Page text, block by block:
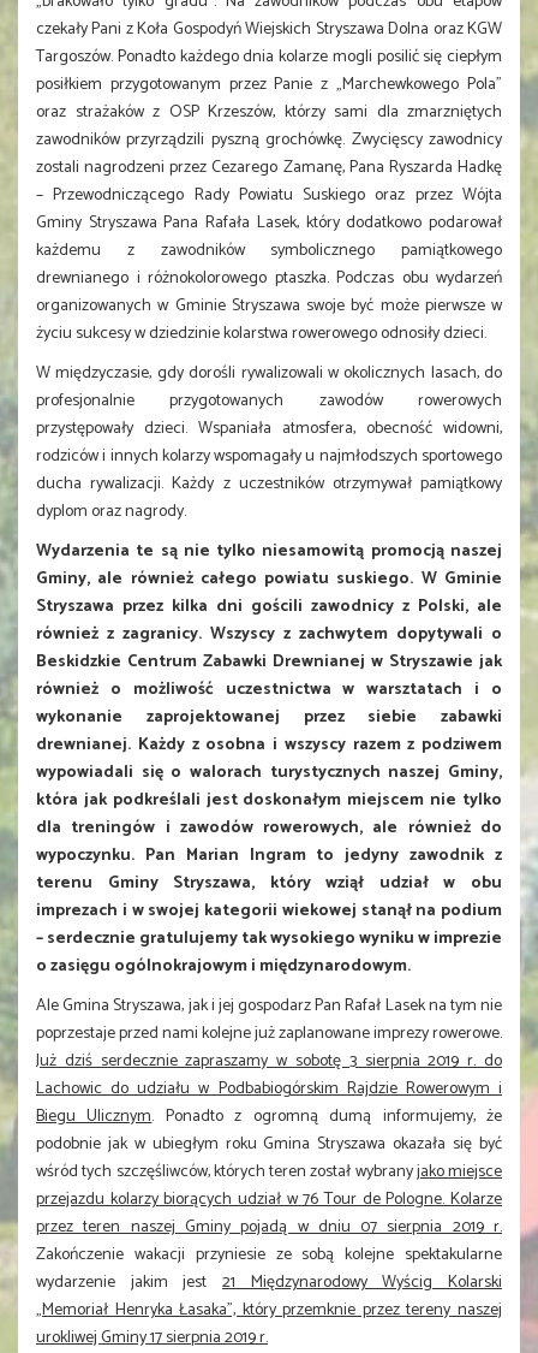
czekały Pani z Koła Gospodyń Wiejskich Stryszawa Dolna oraz KGW
Targoszów. Ponadto każdego dnia kolarze mogli posilić się ciepłym
posiłkiem przygotowanym przez Panie z „Marchewkowego Pola”
oraz strażaków z OSP Krzeszów, którzy sami dla zmarzniętych
zawodników przyrządzili pyszną grochówkę. Zwycięscy zawodnicy
zostali nagrodzeni przez Cezarego Zamanę, Pana Ryszarda Hadkę
– Przewodniczącego Rady Powiatu Suskiego oraz przez Wójta
Gminy Stryszawa Pana Rafała Lasek, który dodatkowo podarował
każdemu z zawodników symbolicznego pamiątkowego
drewnianego i różnokolorowego ptaszka. Podczas obu wydarzeń
organizowanych w Gminie Stryszawa swoje być może pierwsze w
życiu sukcesy w dziedzinie kolarstwa rowerowego odnosiły dzieci.
W międzyczasie, gdy dorośli rywalizowali w okolicznych lasach, do
profesjonalnie przygotowanych zawodów rowerowych
przystępowały dzieci. Wspaniała atmosfera, obecność widowni,
rodziców i innych kolarzy wspomagały u najmłodszych sportowego
ducha rywalizacji. Każdy z uczestników otrzymywał pamiątkowy
dyplom oraz nagrody.
Wydarzenia te są nie tylko niesamowitą promocją naszej
Gminy, ale również całego powiatu suskiego. W Gminie
Stryszawa przez kilka dni gościli zawodnicy z Polski, ale
również z zagranicy. Wszyscy z zachwytem dopytywali o
Beskidzkie Centrum Zabawki Drewnianej w Stryszawie jak
również o możliwość uczestnictwa w warsztatach i o
wykonanie zaprojektowanej przez siebie zabawki
drewnianej. Każdy z osobna i wszyscy razem z podziwem
wypowiadali się o walorach turystycznych naszej Gminy,
która jak podkreślali jest doskonałym miejscem nie tylko
dla treningów i zawodów rowerowych, ale również do
wypoczynku. Pan Marian Ingram to jedyny zawodnik z
terenu Gminy Stryszawa, który wziął udział w obu
imprezach i w swojej kategorii wiekowej stanął na podium
– serdecznie gratulujemy tak wysokiego wyniku w imprezie
o zasięgu ogólnokrajowym i międzynarodowym.
Ale Gmina Stryszawa, jak i jej gospodarz Pan Rafał Lasek na tym nie
poprzestaje przed nami kolejne już zaplanowane imprezy rowerowe.
Już dziś serdecznie zapraszamy w sobotę 3 sierpnia 2019 r. do
Lachowic do udziału w Podbabiogórskim Rajdzie Rowerowym i
Biegu Ulicznym. Ponadto z ogromną dumą informujemy, że
podobnie jak w ubiegłym roku Gmina Stryszawa okazała się być
wśród tych szczęśliwców, których teren został wybranyjako miejsce
przejazdu kolarzy biorących udział w 76 Tour de Pologne. Kolarze
przez teren naszej Gminy pojadą w dniu 07 sierpnia 2019 r.
Zakończenie wakacji przyniesie ze sobą kolejne spektakularne
wydarzenie jakim jest 21 Międzynarodowy Wyścig Kolarski
„Memoriał Henryka Łasaka”, który przemknie przez tereny naszej
urokliwej Gminy 17 sierpnia 2019 r.